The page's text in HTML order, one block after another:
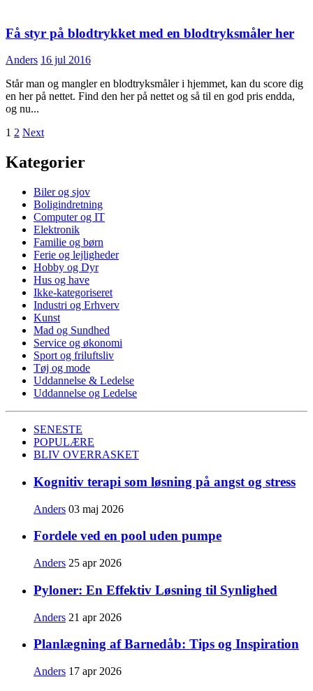
Få styr på blodtrykket med en blodtryksmåler her
Anders 16 jul 2016
Står man og mangler en blodtryksmåler i hjemmet, kan du score dig
en her på nettet. Find den her på nettet og så til en god pris endda,
og nu...
1 2 Next
Kategorier
Biler og sjov
Boligindretning
Computer og IT
Elektronik
Familie og børn
Ferie og lejligheder
Hobby og Dyr
Hus og have
Ikke-kategoriseret
Industri og Erhverv
Kunst
Mad og Sundhed
Service og økonomi
Sport og friluftsliv
Tøj og mode
Uddannelse & Ledelse
Uddannelse og Ledelse
SENESTE
POPULÆRE
BLIV OVERRASKET
Kognitiv terapi som løsning på angst og stress
Anders 03 maj 2026
Fordele ved en pool uden pumpe
Anders 25 apr 2026
Pyloner: En Effektiv Løsning til Synlighed
Anders 21 apr 2026
Planlægning af Barnedåb: Tips og Inspiration
Anders 17 apr 2026